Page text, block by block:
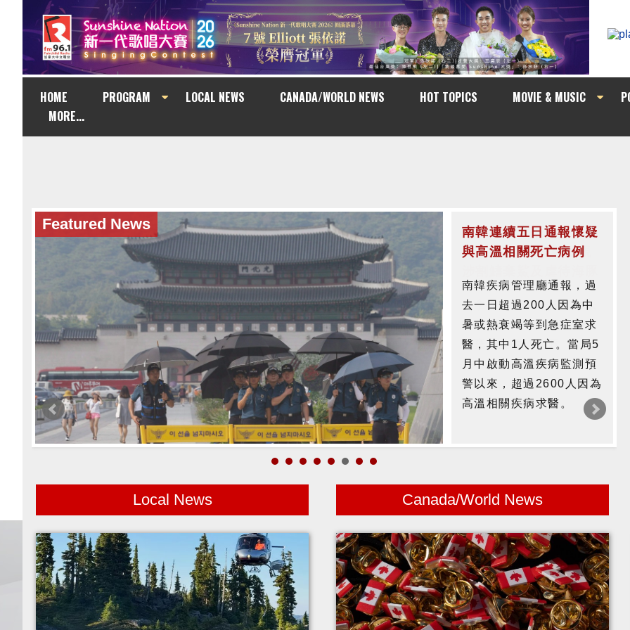
HOME PROGRAM LOCAL NEWS CANADA/WORLD NEWS HOT TOPICS MOVIE & MUSIC
MORE...
Featured News
南韓連續五日通報懷疑
與高溫相關死亡病例
南韓疾病管理廳通報，過
去一日超過200人因為中
暑或熱衰竭等到急症室求
醫，其中1人死亡。當局5
月中啟動高溫疾病監測預
警以來，超過2600人因為
高溫相關疾病求醫。
Local News Canada/World News